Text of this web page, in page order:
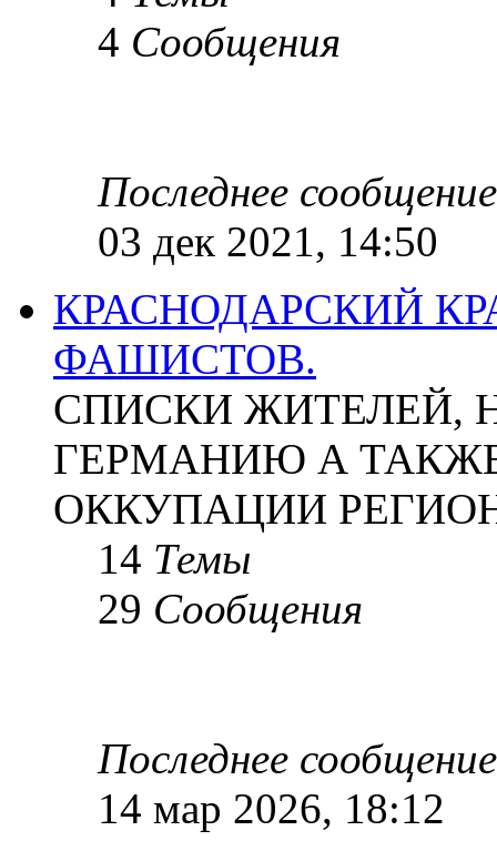
4 Сообщения
Последнее сообщение
03 дек 2021, 14:50
КРАСНОДАРСКИЙ
ФАШИСТОВ.
СПИСКИ ЖИТЕЛЕЙ,
ГЕРМАНИЮ А
ОККУПАЦИИ
14 Темы
29 Сообщения
Последнее сообщение
14 мар 2026, 18:12